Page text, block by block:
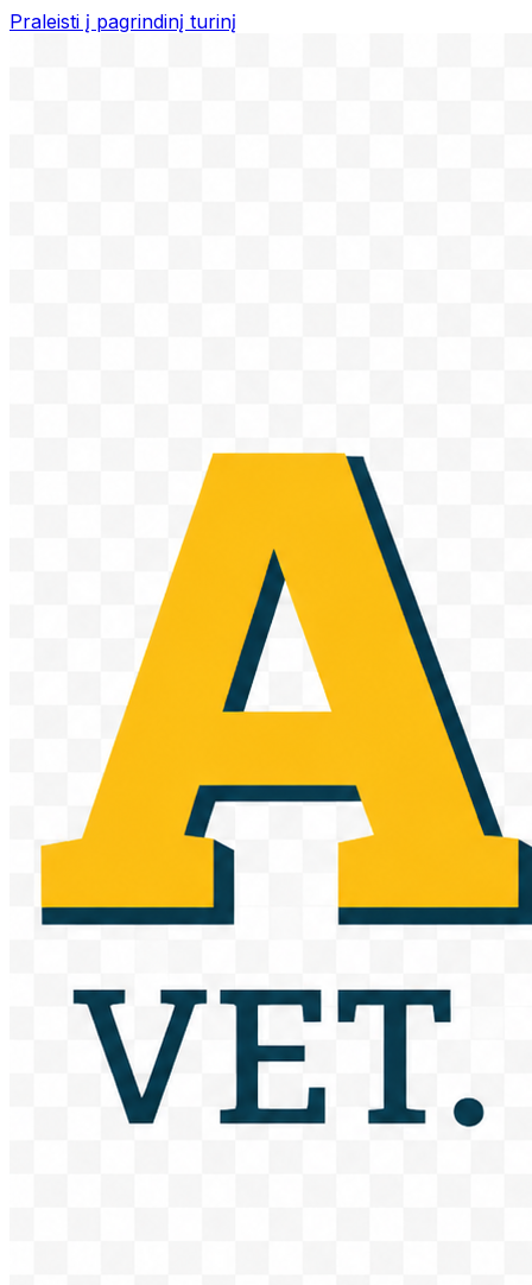
Praleisti į pagrindinį turinį